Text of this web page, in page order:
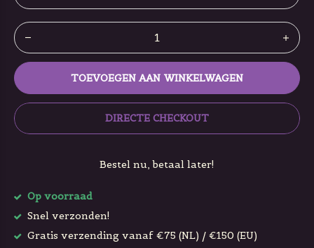
TOEVOEGEN AAN WINKELWAGEN
DIRECTE CHECKOUT
Bestel nu, betaal later!
Op voorraad
Snel verzonden!
Gratis verzending vanaf €75 (NL) / €150 (EU)